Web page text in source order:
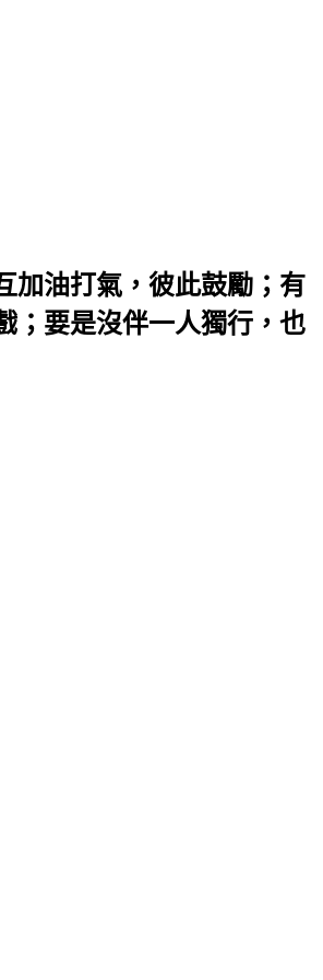
加油打氣，彼此鼓勵；有
；要是沒伴一人獨行，也